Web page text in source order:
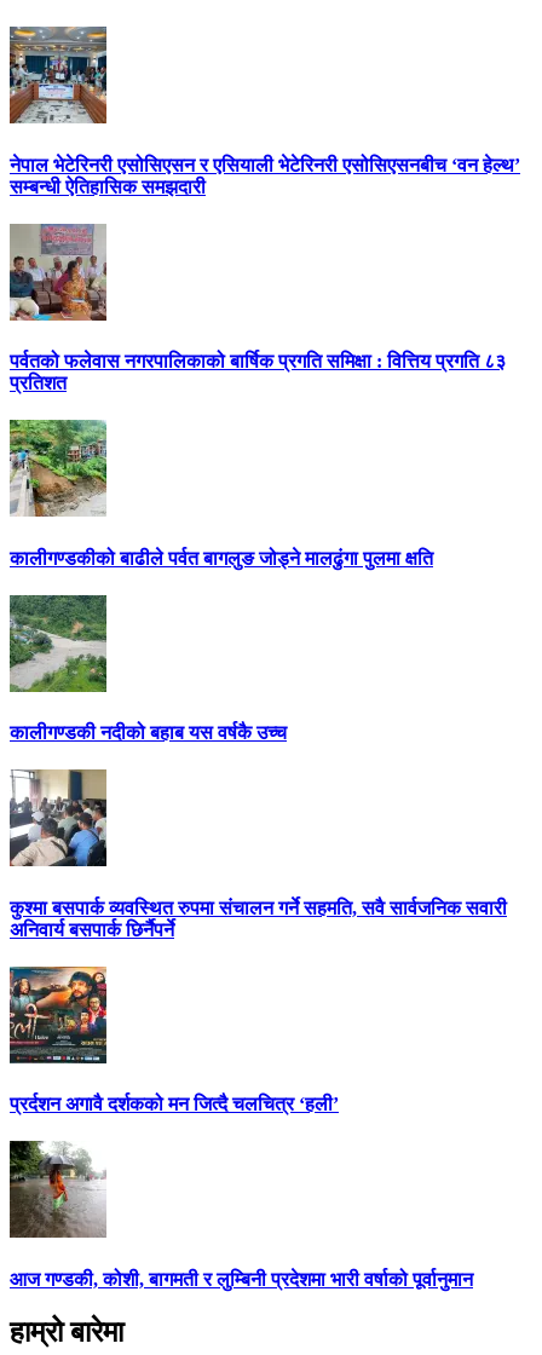
नेपाल भेटेरिनरी एसोसिएसन र एसियाली भेटेरिनरी एसोसिएसनबीच ‘वन हेल्थ’
सम्बन्धी ऐतिहासिक समझदारी
पर्वतको फलेवास नगरपालिकाको बार्षिक प्रगति समिक्षा : वित्तिय प्रगति ८३
प्रतिशत
कालीगण्डकीको बाढीले पर्वत बागलुङ जोड्ने मालढुंगा पुलमा क्षति
कालीगण्डकी नदीको बहाब यस वर्षकै उच्च
कुश्मा बसपार्क व्यवस्थित रुपमा संचालन गर्ने सहमति, सवै सार्वजनिक सवारी
अनिवार्य बसपार्क छिर्नैपर्ने
प्रर्दशन अगावै दर्शकको मन जित्दै चलचित्र ‘हली’
आज गण्डकी, कोशी, बागमती र लुम्बिनी प्रदेशमा भारी वर्षाको पूर्वानुमान
हाम्रो बारेमा